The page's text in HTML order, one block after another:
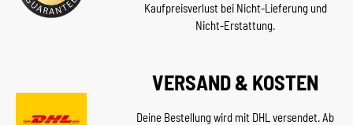
Kaufpreisverlust bei Nicht-Lieferung und
Nicht-Erstattung.
VERSAND & KOSTEN
Deine Bestellung wird mit DHL versendet. Ab